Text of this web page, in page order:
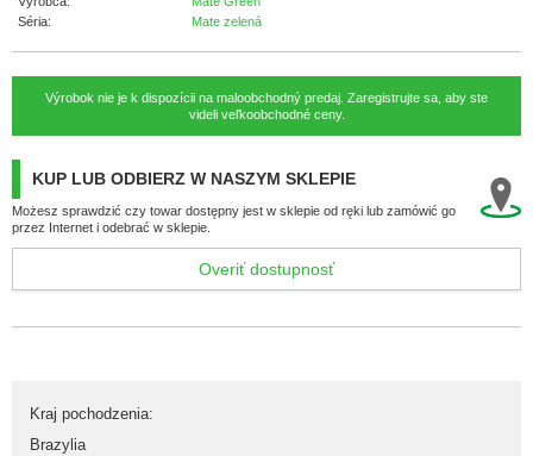
Séria:
Mate zelená
Výrobok nie je k dispozícii na maloobchodný predaj. Zaregistrujte sa, aby ste
videli veľkoobchodné ceny.
KUP LUB ODBIERZ W NASZYM SKLEPIE
Możesz sprawdzić czy towar dostępny jest w sklepie od ręki lub zamówić go
przez Internet i odebrać w sklepie.
Overiť dostupnosť
Kraj pochodzenia:
Brazylia